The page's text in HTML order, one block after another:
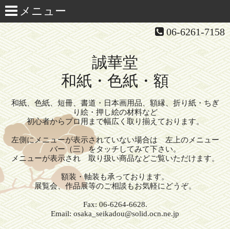
06-6261-7158
誠華堂
和紙・色紙・額
和紙、色紙、短冊、書道・日本画用品、額縁、折り紙・ちぎ
り絵・押し絵の材料など
初心者からプロ用まで幅広く取り揃えております。
左側にメニューが表示されていない場合は 左上のメニュー
バー（三）をタッチしてみて下さい。
メニューが表示され 取り扱い商品などご覧いただけます。
額装・軸装も承っております。
展覧会、作品展等のご相談もお気軽にどうぞ。
Fax: 06-6264-6628.
Email: osaka_seikadou@solid.ocn.ne.jp